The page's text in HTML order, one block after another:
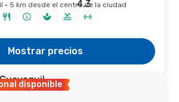
· 5 km desde el centro de la ciudad
Mostrar precios
disponible